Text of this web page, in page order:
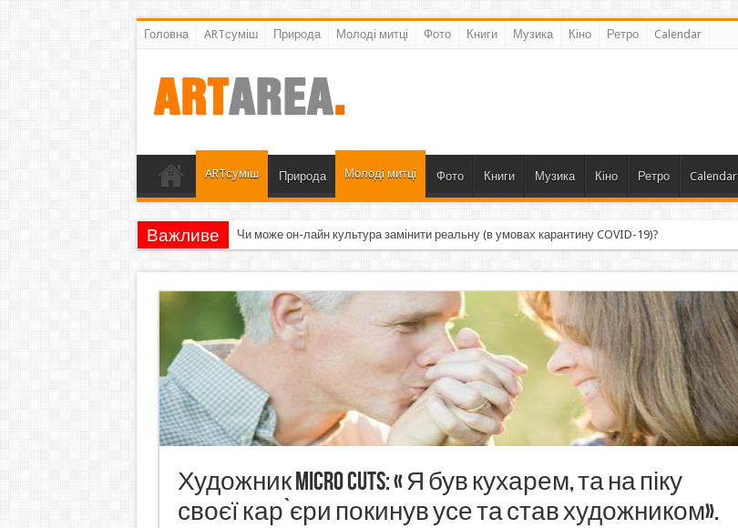
Головна ARTсуміш Природа Молоді митці Фото Книги Музика Кіно Ретро Calendar
ARTсуміш Природа Молоді митці Фото Книги Музика Кіно Ретро Calendar
Важливе Чи може он-лайн культура замінити реальну (в умовах карантину COVID-19)?
Художник Micro Cuts: « Я був кухарем, та на піку
своєї кар`єри покинув усе та став художником».